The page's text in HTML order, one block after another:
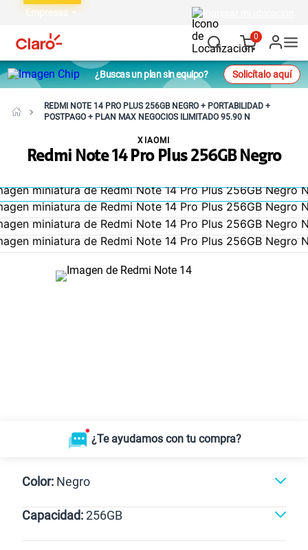
Empresas
0
¿Buscas un plan sin equipo? Solicítalo aquí
REDMI NOTE 14 PRO PLUS 256GB NEGRO + PORTABILIDAD +
POSTPAGO + PLAN MAX NEGOCIOS ILIMITADO 95.90 N
Redmi Note 14 Pro Plus 256GB Negro
XIAOMI
¿Te ayudamos con tu compra?
Color: Negro
Capacidad:256GB